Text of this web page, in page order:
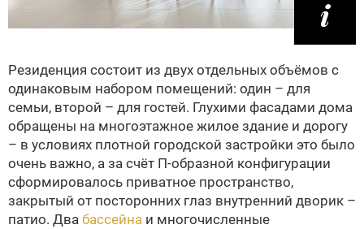
Резиденция состоит из двух отдельных объёмов с
одинаковым набором помещений: один – для
семьи, второй – для гостей. Глухими фасадами дома
обращены на многоэтажное жилое здание и дорогу
– в условиях плотной городской застройки это было
очень важно, а за счёт П-образной конфигурации
сформировалось приватное пространство,
закрытый от посторонних глаз внутренний дворик –
патио. Два бассейна и многочисленные